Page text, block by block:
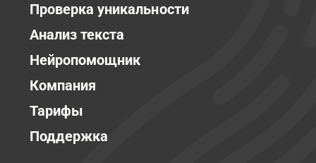
Проверка уникальности
Анализ текста
Нейропомощник
Компания
Тарифы
Поддержка